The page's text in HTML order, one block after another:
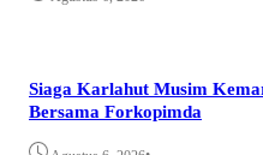
Siaga Karlahut Musim
Bersama Forkopimda